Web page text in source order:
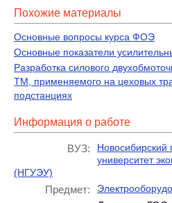
Похожие материалы
Основные вопросы курса ФОЭ
Основные показатели
Разработка силового
ТМ, применяемого на цеховых
подстанциях
Информация о работе
ВУЗ:
Новосибирский
университет
(НГУЭУ)
Предмет: